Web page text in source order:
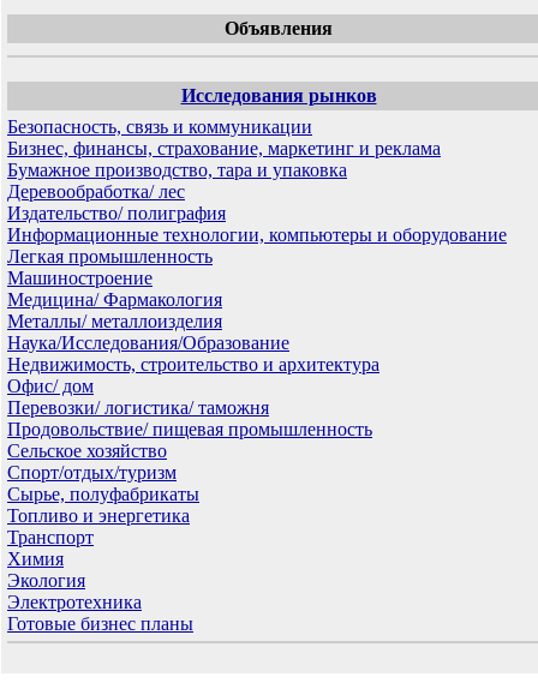
Объявления
Исследования рынков
Безопасность, связь и коммуникации
Бизнес, финансы, страхование, маркетинг и реклама
Бумажное производство, тара и упаковка
Деревообработка/ лес
Издательство/ полиграфия
Информационные технологии, компьютеры и оборудование
Легкая промышленность
Машиностроение
Медицина/ Фармакология
Металлы/ металлоизделия
Наука/Исследования/Образование
Недвижимость, строительство и архитектура
Офис/ дом
Перевозки/ логистика/ таможня
Продовольствие/ пищевая промышленность
Сельское хозяйство
Спорт/отдых/туризм
Сырье, полуфабрикаты
Топливо и энергетика
Транспорт
Химия
Экология
Электротехника
Готовые бизнес планы